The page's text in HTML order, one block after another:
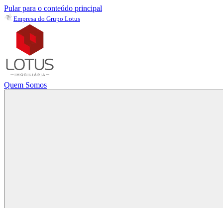
Pular para o conteúdo principal
Empresa do Grupo Lotus
Quem Somos